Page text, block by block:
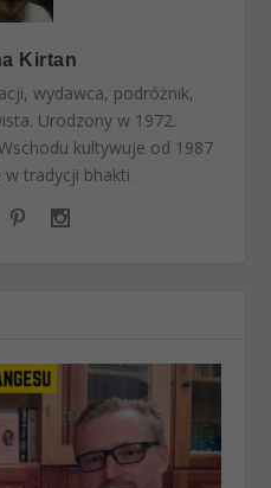
Kirtan
wydawca, podróżnik,
Urodzony w 1972.
kultywuje od 1987
tradycji bhakti.